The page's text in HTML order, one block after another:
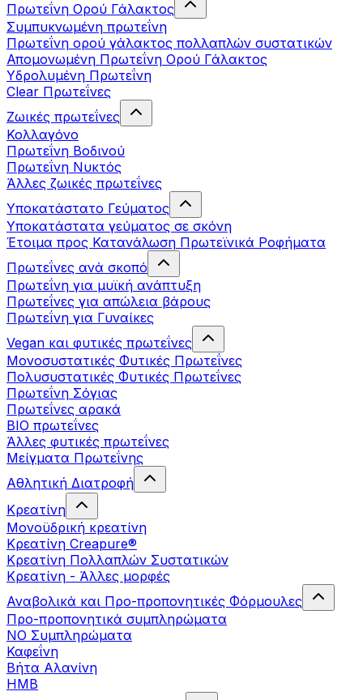
Πρωτεΐνη Ορού Γάλακτος
Συμπυκνωμένη πρωτεΐνη
Πρωτεΐνη ορού γάλακτος πολλαπλών συστατικών
Απομονωμένη Πρωτεΐνη Ορού Γάλακτος
Υδρολυμένη Πρωτεΐνη
Clear Πρωτεΐνες
Ζωικές πρωτεΐνες
Κολλαγόνο
Πρωτεΐνη Βοδινού
Πρωτεΐνη Νυκτός
Άλλες ζωικές πρωτεΐνες
Υποκατάστατο Γεύματος
Υποκατάστατα γεύματος σε σκόνη
Έτοιμα προς Κατανάλωση Πρωτεϊνικά Ροφήματα
Πρωτεΐνες ανά σκοπό
Πρωτεΐνη για μυϊκή ανάπτυξη
Πρωτεΐνες για απώλεια βάρους
Πρωτεΐνη για Γυναίκες
Vegan και φυτικές πρωτεΐνες
Μονοσυστατικές Φυτικές Πρωτεΐνες
Πολυσυστατικές Φυτικές Πρωτεΐνες
Πρωτεΐνη Σόγιας
Πρωτεΐνες αρακά
ΒIO πρωτεΐνες
Άλλες φυτικές πρωτεΐνες
Μείγματα Πρωτεΐνης
Αθλητική Διατροφή
Κρεατίνη
Μονοϋδρική κρεατίνη
Κρεατίνη Creapure®
Κρεατίνη Πολλαπλών Συστατικών
Κρεατίνη - Άλλες μορφές
Αναβολικά και Προ-προπονητικές Φόρμουλες
Προ-προπονητικά συμπληρώματα
ΝΟ Συμπληρώματα
Καφεΐνη
Βήτα Αλανίνη
HMB